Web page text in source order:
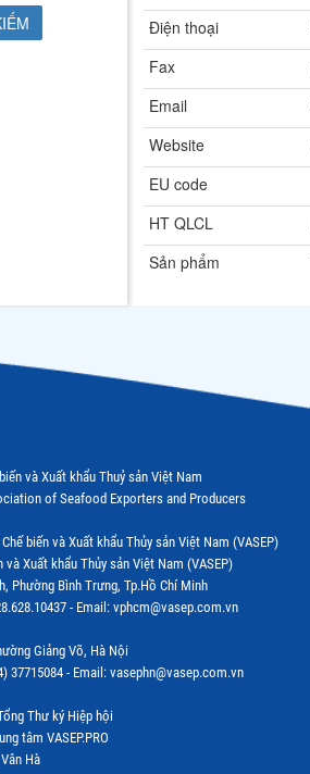
Điện thoại
Fax
Email
Website
EU code
HT QLCL
Sản phẩm
và Xuất khẩu Thuỷ sản Việt Nam
of Seafood Exporters and Producers
biến và Xuất khẩu Thủy sản Việt Nam (VASEP)
Xuất khẩu Thủy sản Việt Nam (VASEP)
Phường Bình Trưng, Tp.Hồ Chí Minh
- Email: vphcm@vasep.com.vn
Giảng Võ, Hà Nội
37715084 - Email: vasephn@vasep.com.vn
Thư ký Hiệp hội
tâm VASEP.PRO
Hà